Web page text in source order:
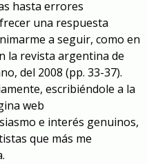
hasta errores
una respuesta
a seguir, como en
la revista argentina de
del 2008 (pp. 33-37).
escribiéndole a la
web
e interés genuinos,
que más me